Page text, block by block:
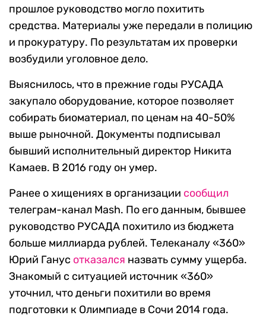
прошлое руководство могло похитить
средства. Материалы уже передали в полицию
и прокуратуру. По результатам их проверки
возбудили уголовное дело.
Выяснилось, что в прежние годы РУСАДА
закупало оборудование, которое позволяет
собирать биоматериал, по ценам на 40-50%
выше рыночной. Документы подписывал
бывший исполнительный директор Никита
Камаев. В 2016 году он умер.
Ранее о хищениях в организации сообщил
телеграм-канал Mash. По его данным, бывшее
руководство РУСАДА похитило из бюджета
больше миллиарда рублей. Телеканалу «360»
Юрий Ганус отказался назвать сумму ущерба.
Знакомый с ситуацией источник «360»
уточнил, что деньги похитили во время
подготовки к Олимпиаде в Сочи 2014 года.